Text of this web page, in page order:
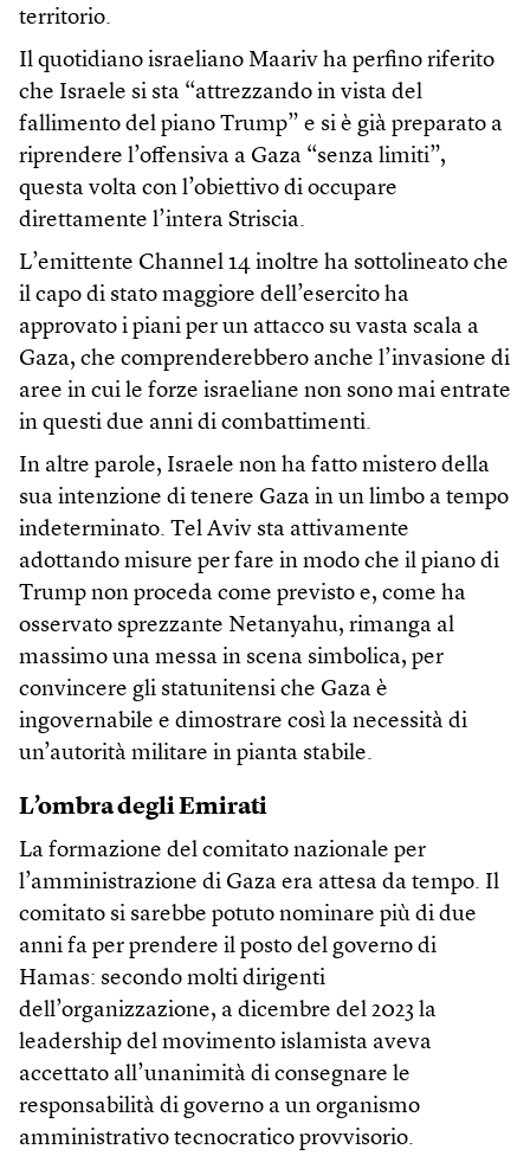
territorio.
Il quotidiano israeliano Maariv ha perfino riferito
che Israele si sta “attrezzando in vista del
fallimento del piano Trump” e si è già preparato a
riprendere l’offensiva a Gaza “senza limiti”,
questa volta con l’obiettivo di occupare
direttamente l’intera Striscia.
L’emittente Channel 14 inoltre ha sottolineato che
il capo di stato maggiore dell’esercito ha
approvato i piani per un attacco su vasta scala a
Gaza, che comprenderebbero anche l’invasione di
aree in cui le forze israeliane non sono mai entrate
in questi due anni di combattimenti.
In altre parole, Israele non ha fatto mistero della
sua intenzione di tenere Gaza in un limbo a tempo
indeterminato. Tel Aviv sta attivamente
adottando misure per fare in modo che il piano di
Trump non proceda come previsto e, come ha
osservato sprezzante Netanyahu, rimanga al
massimo una messa in scena simbolica, per
convincere gli statunitensi che Gaza è
ingovernabile e dimostrare così la necessità di
un’autorità militare in pianta stabile.
L’ombra degli Emirati
La formazione del comitato nazionale per
l’amministrazione di Gaza era attesa da tempo. Il
comitato si sarebbe potuto nominare più di due
anni fa per prendere il posto del governo di
Hamas: secondo molti dirigenti
dell’organizzazione, a dicembre del 2023 la
leadership del movimento islamista aveva
accettato all’unanimità di consegnare le
responsabilità di governo a un organismo
amministrativo tecnocratico provvisorio.